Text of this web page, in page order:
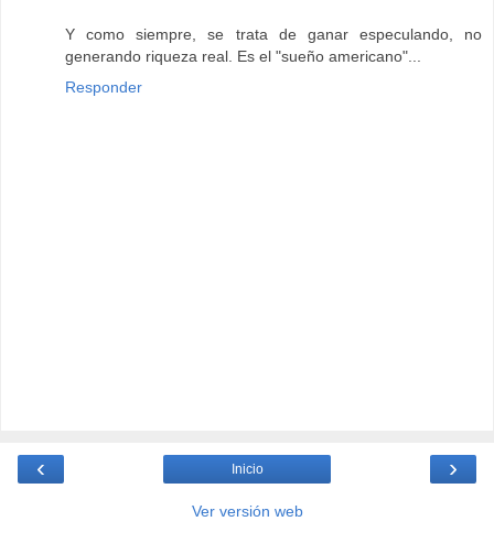
Y como siempre, se trata de ganar especulando, no
generando riqueza real. Es el "sueño americano"...
Responder
‹ ›
Inicio
Ver versión web